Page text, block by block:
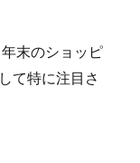
末のショッピ
て特に注目さ